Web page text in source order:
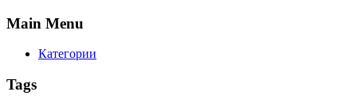
Main Menu
Категории
Tags